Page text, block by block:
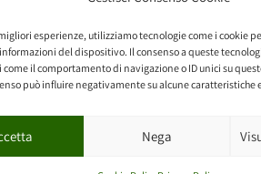
esperienze, utilizziamo tecnologie come i cookie
del dispositivo. Il consenso a queste
il comportamento di navigazione o ID unici su
può influire negativamente su alcune caratteristiche
Nega
"Dolci" pensieri
Pensieri "Sotto Sale"